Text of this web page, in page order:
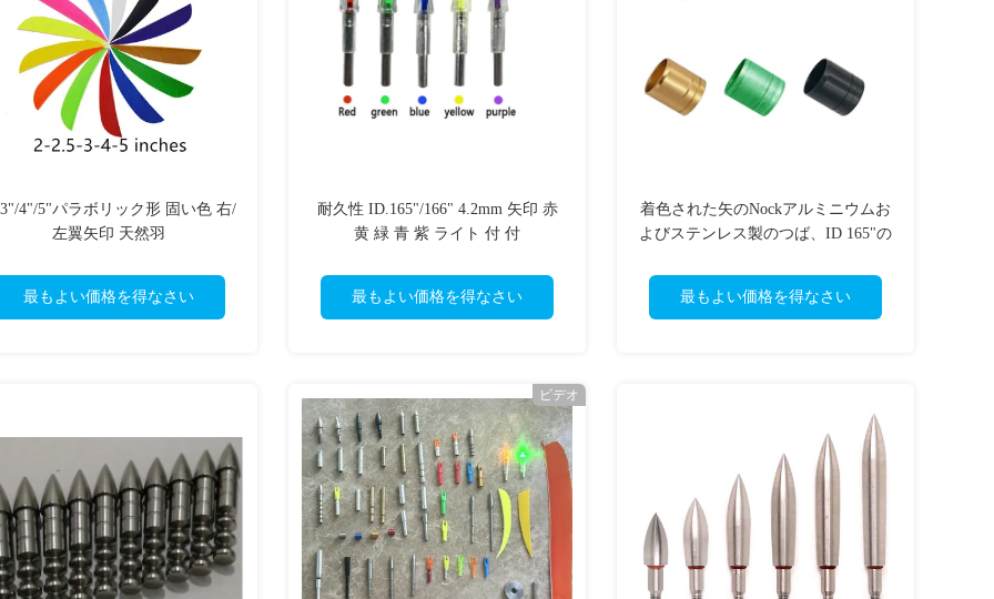
4"/5"パラボリック形 固い色 右/
左翼矢印 天然羽
最もよい価格を得なさい
耐久性 ID.165"/166" 4.2mm 矢印 赤
黄 緑 青 紫 ライト 付 付
最もよい価格を得なさい
着色された矢のNockアルミニウムお
よびステンレス製のつば、ID 165"の
最もよい価格を得なさい
ビデオ